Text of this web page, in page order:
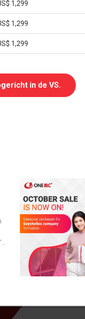
1,299
1,299
1,299
in de VS.